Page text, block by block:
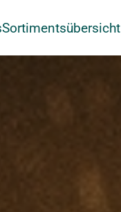
Sortimentsübersicht